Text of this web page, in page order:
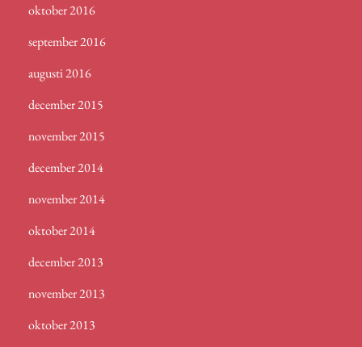
oktober 2016
september 2016
augusti 2016
december 2015
november 2015
december 2014
november 2014
oktober 2014
december 2013
november 2013
oktober 2013